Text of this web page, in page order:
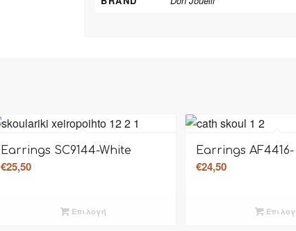
Earrings SC9144-White
€25,50
Επιλογή
Earrings
€24,50